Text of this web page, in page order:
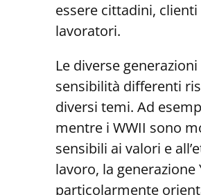
essere cittadini, clienti
lavoratori.
Le diverse
sensibilità differenti
diversi temi. Ad
mentre i WWII sono
sensibili ai valori e
lavoro, la generazione
particolarmente